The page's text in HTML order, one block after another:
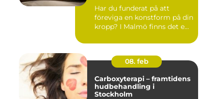
Har du funderat på att
föreviga en konstform på din
kropp? I Malmö finns det e...
08. feb
Carboxyterapi – framtidens
hudbehandling i
Stockholm